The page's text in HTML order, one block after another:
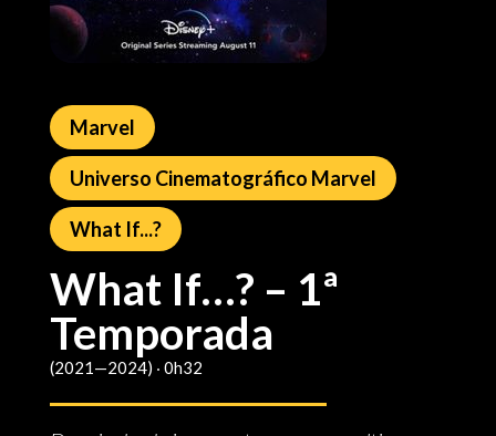
Marvel
Universo Cinematográfico Marvel
What If...?
What If…? – 1ª
Temporada
(2021—2024) ‧ 0h32